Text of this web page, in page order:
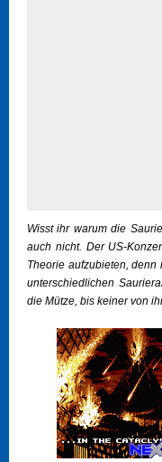
Wisst ihr warum die
auch nicht. Der US-
Theorie aufzubieten,
unterschiedlichen
die Mütze, bis keiner von